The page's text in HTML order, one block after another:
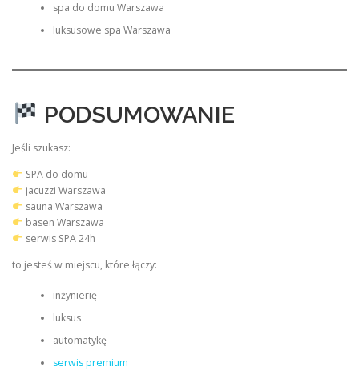
spa do domu Warszawa
luksusowe spa Warszawa
PODSUMOWANIE
Jeśli szukasz:
SPA do domu
jacuzzi Warszawa
sauna Warszawa
basen Warszawa
serwis SPA 24h
to jesteś w miejscu, które łączy:
inżynierię
luksus
automatykę
serwis premium